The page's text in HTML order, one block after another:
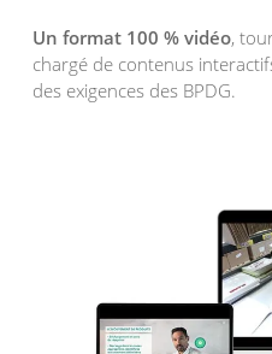
Un format 100 % vidéo,
chargé de contenus
des exigences des BPDG.